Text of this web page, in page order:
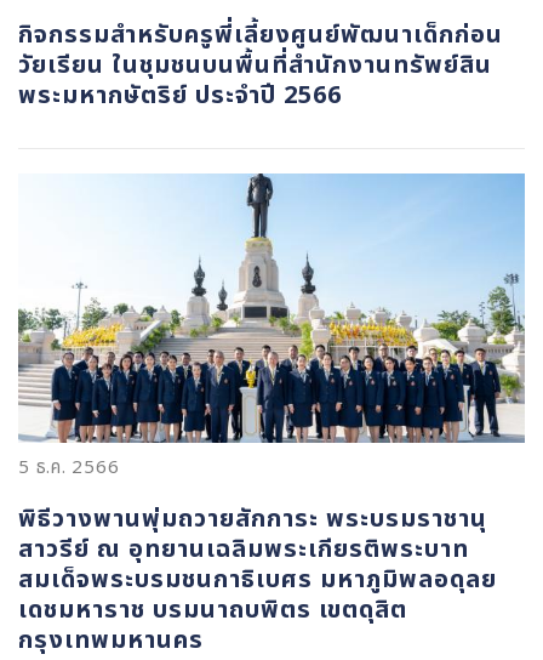
กิจกรรมสำหรับครูพี่เลี้ยงศูนย์พัฒนาเด็กก่อน
วัยเรียน ในชุมชนบนพื้นที่สำนักงานทรัพย์สิน
พระมหากษัตริย์ ประจำปี 2566
5 ธ.ค. 2566
พิธีวางพานพุ่มถวายสักการะ พระบรมราชานุ
สาวรีย์ ณ อุทยานเฉลิมพระเกียรติพระบาท
สมเด็จพระบรมชนกาธิเบศร มหาภูมิพลอดุลย
เดชมหาราช บรมนาถบพิตร เขตดุสิต
กรุงเทพมหานคร